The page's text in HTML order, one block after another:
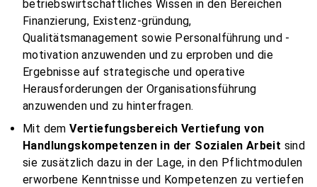
betriebswirtschaftliches Wissen in den Bereichen
Finanzierung, Existenz-gründung,
Qualitätsmanagement sowie Personalführung und -
motivation anzuwenden und zu erproben und die
Ergebnisse auf strategische und operative
Herausforderungen der Organisationsführung
anzuwenden und zu hinterfragen.
Mit demVertiefungsbereich Vertiefung von
Handlungskompetenzen in der Sozialen Arbeit sind
sie zusätzlich dazu in der Lage, in den Pflichtmodulen
erworbene Kenntnisse und Kompetenzen zu vertiefen